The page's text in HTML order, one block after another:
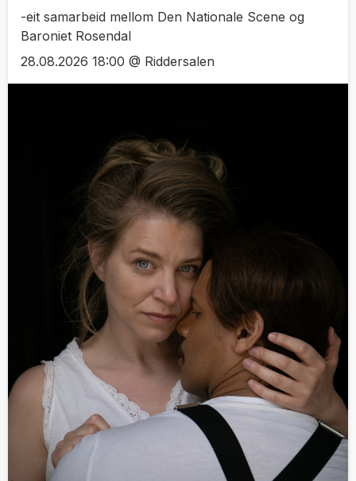
-eit samarbeid mellom Den Nationale Scene og
Baroniet Rosendal
28.08.2026 18:00 @ Riddersalen